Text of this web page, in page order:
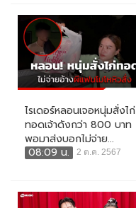
ไรเดอร์หลอนเจอหนุ่มสั่งไก่
ทอดเจ้าดังกว่า 800 บาท
พอมาส่งบอกไม่จ่าย...
08:09 น.
2 ต.ค. 2567